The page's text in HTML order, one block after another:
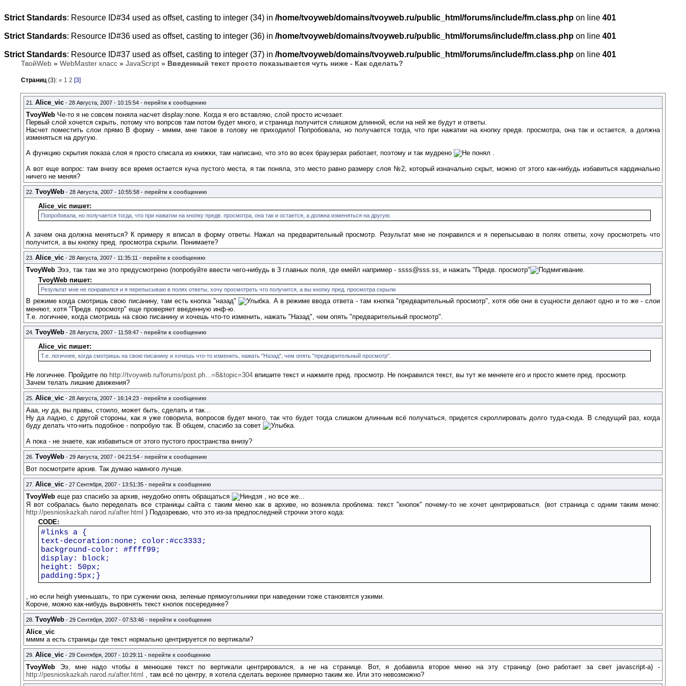
Strict Standards: Resource ID#34 used as offset, casting to integer (34) in /home/tvoyweb/domains/tvoyweb.ru/public_html/forums/include/fm.class.php on line 401
Strict Standards: Resource ID#36 used as offset, casting to integer (36) in /home/tvoyweb/domains/tvoyweb.ru/public_html/forums/include/fm.class.php on line 401
Strict Standards: Resource ID#37 used as offset, casting to integer (37) in /home/tvoyweb/domains/tvoyweb.ru/public_html/forums/include/fm.class.php on line 401
ТвойWeb »WebMaster класс »JavaScript » Введенный текст просто показывается чуть ниже - Как сделать?
Страниц(3):« 1 2 [3]
21.Alice_vic - 28 Августа, 2007 - 10:15:54 -перейти к сообщению
TvoyWeb Че-то я не совсем поняла насчет display:none. Когда я его вставляю, слой просто исчезает.
Первый слой хочется скрыть, потому что вопрсов там потом будет много, и страница получится слишком длинной, если на ней же будут и ответы.
Насчет поместить слои прямо В форму - мммм, мне такое в голову не приходило! Попробовала, но получается тогда, что при нажатии на кнопку предв. просмотра, она так и остается, а должна
изменяться на другую.
А функцию скрытия показа слоя я просто списала из книжки, там написано, что это во всех браузерах работает, поэтому и так мудрено
.
А вот еще вопрос: там внизу все время остается куча пустого места, я так поняла, это место равно размеру слоя №2, который изначально скрыт, можно от этого как-нибудь избавиться кардинально
ничего не меняя?
22.TvoyWeb - 28 Августа, 2007 - 10:55:58 -перейти к сообщению
Alice_vic пишет:
Попробовала, но получается тогда, что при нажатии на кнопку предв. просмотра, она так и остается, а должна изменяться на другую.
А зачем она должна меняться? К примеру я вписал в форму ответы. Нажал на предварительный просмотр. Результат мне не понравился и я перепысываю в полях ответы, хочу просмотреть что
получится, а вы кнопку пред. просмотра скрыли. Понимаете?
23.Alice_vic - 28 Августа, 2007 - 11:35:11 -перейти к сообщению
TvoyWeb Эээ, так там же это предусмотрено (попробуйте ввести чего-нибудь в 3 главных поля, где емейл например - ssss@sss.ss, и нажать "Предв. просмотр"
.
TvoyWeb пишет:
Результат мне не понравился и я перепысываю в полях ответы, хочу просмотреть что получится, а вы кнопку пред. просмотра скрыли
В режиме когда смотришь свою писанину, там есть кнопка "назад"
. А в режиме ввода ответа - там кнопка "предварительный просмотр", хотя обе они в сущности делают одно и то же - слои
меняют, хотя "Предв. просмотр" еще проверяет введенную инф-ю.
Т.е. логичнее, когда смотришь на свою писанину и хочешь что-то изменить, нажать "Назад", чем опять "предварительный просмотр".
24.TvoyWeb - 28 Августа, 2007 - 11:59:47 -перейти к сообщению
Alice_vic пишет:
Т.е. логичнее, когда смотришь на свою писанину и хочешь что-то изменить, нажать "Назад", чем опять "предварительный просмотр".
Не логичнее. Пройдите по http://tvoyweb.ru/forums/post.ph...=8&topic=304 впишите текст и нажмите пред. просмотр. Не понравился текст, вы тут же меняете его и просто жмете пред. просмотр.
Зачем телать лишние движения?
25.Alice_vic - 28 Августа, 2007 - 16:14:23 -перейти к сообщению
Ааа, ну да, вы правы, стоило, может быть, сделать и так...
Ну да ладно, с другой стороны, как я уже говорила, вопросов будет много, так что будет тогда слишком длинным всё получаться, придется скроллировать долго туда-сюда. В следущий раз, когда
буду делать что-нить подобное - попробую так. В общем, спасибо за совет
.
А пока - не знаете, как избавиться от этого пустого пространства внизу?
26.TvoyWeb - 29 Августа, 2007 - 04:21:54 -перейти к сообщению
Вот посмотрите архив. Так думаю намного лучше.
27.Alice_vic - 27 Сентября, 2007 - 13:51:35 -перейти к сообщению
TvoyWeb еще раз спасибо за архив, неудобно опять обращаться
, но все же...
Я вот собралась было переделать все страницы сайта с таким меню как в архиве, но возникла проблема: текст "кнопок" почему-то не хочет центрироваться. (вот страница с одним таким меню:
http://pesnioskazkah.narod.ru/after.html ) Подозреваю, что это из-за предпоследней строчки этого кода:
CODE:
#links a {
text-decoration:none; color:#cc3333;
background-color: #ffff99;
display: block;
height: 50px;
padding:5px;}
, но если heigh уменьшать, то при сужении окна, зеленые прямоугольники при наведении тоже становятся узкими.
Короче, можно как-нибудь выровнять текст кнопок посерединке?
28.TvoyWeb - 29 Сентября, 2007 - 07:53:46 -перейти к сообщению
Alice_vic
мммм а есть страницы где текст нормально центрируется по вертикали?
29.Alice_vic - 29 Сентября, 2007 - 10:29:11 -перейти к сообщению
TvoyWeb Ээ, мне надо чтобы в менюшке текст по вертикали центрировался, а не на странице. Вот, я добавила второе меню на эту страницу (оно работает за свет javascript-a) -
http://pesnioskazkah.narod.ru/after.html , там всё по центру, я хотела сделать верхнее примерно таким же. Или это невозможно?